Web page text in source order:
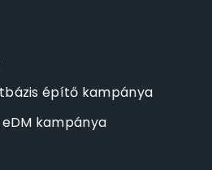
építő kampánya
kampánya